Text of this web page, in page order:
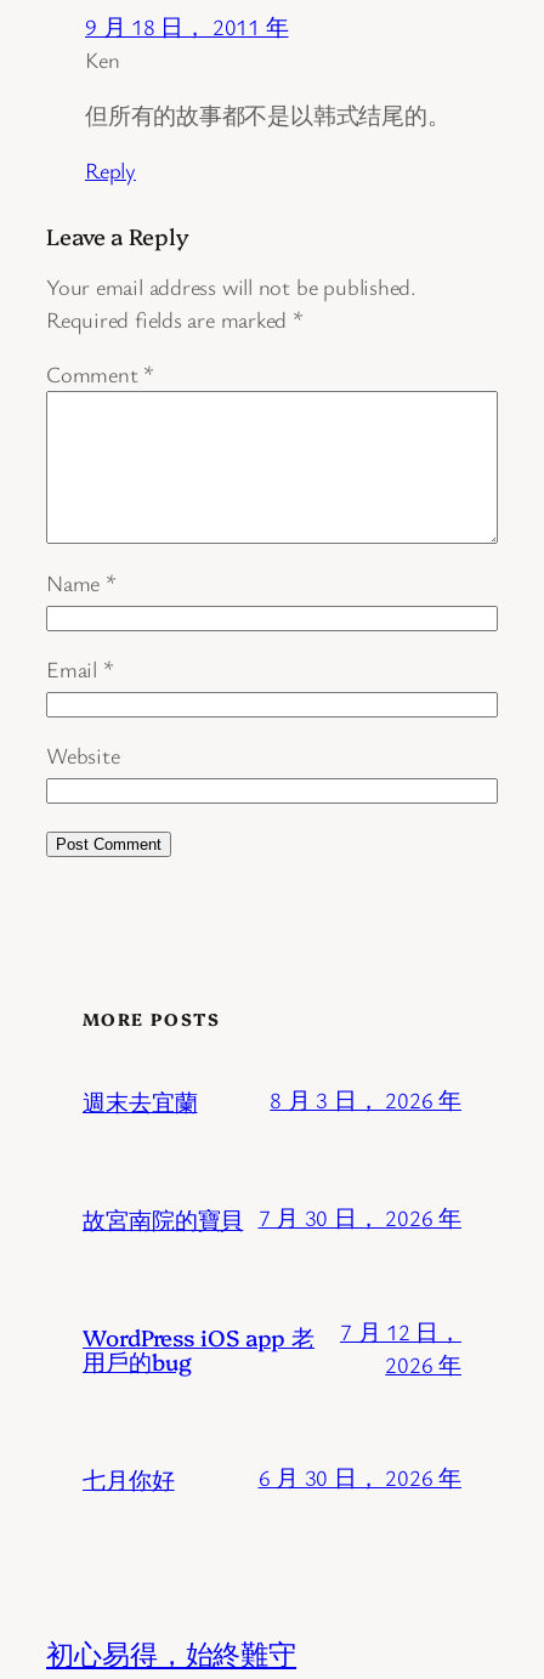
9 月 18 日， 2011 年
Ken
但所有的故事都不是以韩式结尾的。
Reply
Leave a Reply
Your email address will not be published.
Required fields are marked *
Comment *
Name *
Email *
Website
MORE POSTS
週末去宜蘭 8 月 3 日， 2026 年
故宮南院的寶貝 7 月 30 日， 2026 年
WordPress iOS app 老
用戶的bug
7 月 12 日，
2026 年
七月你好 6 月 30 日， 2026 年
初心易得，始終難守